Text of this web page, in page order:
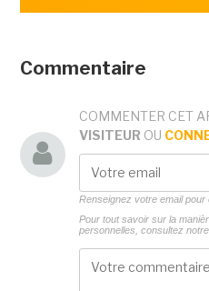
Commentaire
COMMENTER CET
VISITEUR OU
Renseignez votre email
Pour tout savoir sur la
personnelles, consultez notre